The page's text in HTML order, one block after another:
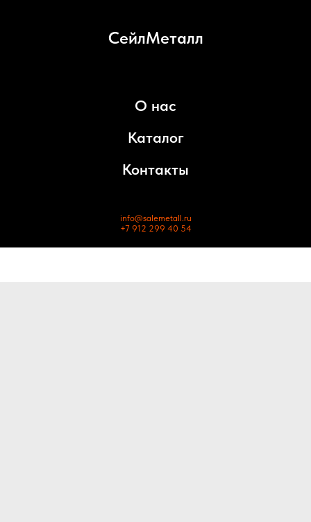
СейлМеталл
О нас
Каталог
Контакты
info@salemetall.ru
+7 912 299 40 54